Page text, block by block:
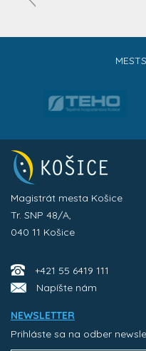
Magistrát mesta Košice
Tr. SNP 48/A,
040 11 Košice
+421 55 6419 111
Napíšte nám
NEWSLETTER
Prihláste sa na odber